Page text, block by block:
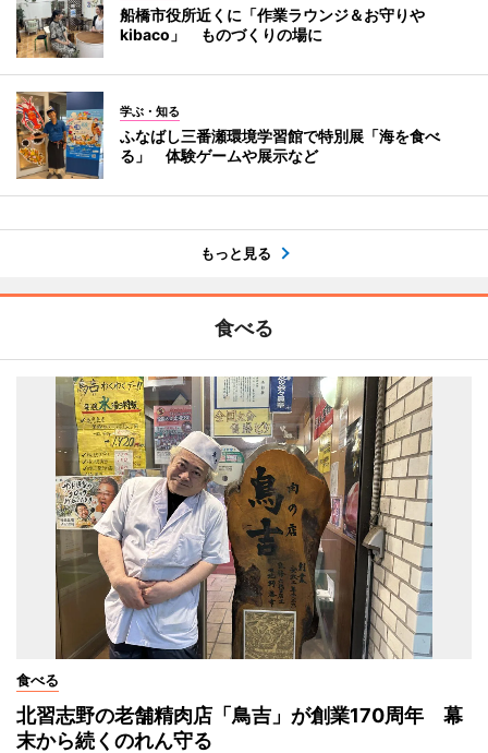
船橋市役所近くに「作業ラウンジ＆お守りや
kibaco」 ものづくりの場に
学ぶ・知る
ふなばし三番瀬環境学習館で特別展「海を食べ
る」 体験ゲームや展示など
もっと見る
食べる
食べる
北習志野の老舗精肉店「鳥吉」が創業170周年 幕
末から続くのれん守る